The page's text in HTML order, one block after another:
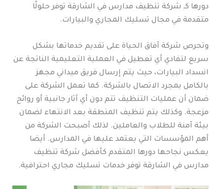
دورها كـ شركة تنظيف مدارس في الشارقة توفر حلولًا
متقدمة في مجال تسليك المجاري والبيارات.
وتحرص شركة آفاق الحياة على تقديم خدماتها بشكل
سريع لتفادي أي تعطيل في العملية التعليمية الناتجة عن
انسداد البيارات، حيث يتم إرسال فريق ميداني مجهز
بالكامل بمجرد الاتصال بالشركة. كما تعمل الشركة على
ضمان أن عمليات التنظيف تتم دون أي آثار جانبية أو روائح
مزعجة. وكذلك يتم تنظيف المنطقة بعد الانتهاء لضمان
بيئة آمنة للطلاب والعاملين. لذلك أصبحت الشركة من
أهم المؤسسات التي يعتمد عليها في المدارس. أيضا
يعكس نجاحها دورها المتقدم كأفضل شركة تنظيف
مدارس في الشارقة توفر خدمات تسليك مجاري احترافية.